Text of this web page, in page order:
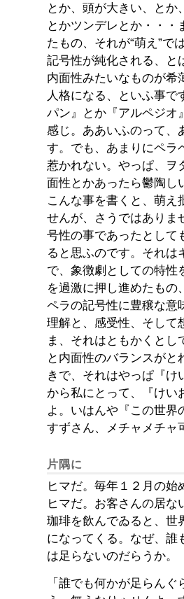
とか、頭が大きい、と
とかツンデレとか・・
たもの、それが“萌え”で
記号性が純化される、と
内面性みたいなものが希
人格になる、といふ事
パン』とか『アルペジオ
感じ。ああいふのって、
す。でも、あまりにペラ
惹かれない。やっぱ、ヲ
面性とかあったら鬱陶し
こんな事を書くと、萌え
せんが、さうではありま
号性の事であったとして
ると思ふのです。それは
で、象徴劇としての特性
を過激に押し進めたもの
ペラの記号性に豊穣な意
理解と、感受性、そして
ま、それはともかくと
と内面性のバランスが
きで、それはやっぱ『け
から私にとって、『けい
よ。いはんや『この世界
すずさん、メチャメチャ
片隅に
ヒマだ。毎年１２月の
ヒマだ。お客さんの居
珈琲を飲んでゐると、世
になってくる。なぜ、誰
は足らないのだらうか。
「誰でも何かが足らん